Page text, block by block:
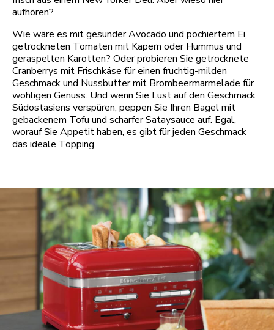
aufhören?
Wie wäre es mit gesunder Avocado und pochiertem Ei,
getrockneten Tomaten mit Kapern oder Hummus und
geraspelten Karotten? Oder probieren Sie getrocknete
Cranberrys mit Frischkäse für einen fruchtig-milden
Geschmack und Nussbutter mit Brombeermarmelade für
wohligen Genuss. Und wenn Sie Lust auf den Geschmack
Südostasiens verspüren, peppen Sie Ihren Bagel mit
gebackenem Tofu und scharfer Sataysauce auf. Egal,
worauf Sie Appetit haben, es gibt für jeden Geschmack
das ideale Topping.